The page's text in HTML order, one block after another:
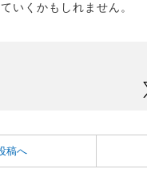
いくかもしれません。
稿へ